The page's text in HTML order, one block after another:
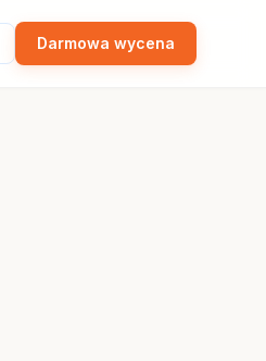
Darmowa wycena